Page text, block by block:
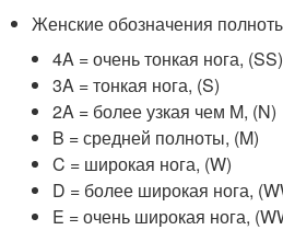
Женские обозначения
4A = очень тонкая нога, (SS)
3A = тонкая нога, (S)
2A = более узкая чем M, (N)
B = средней полноты, (M)
C = широкая нога, (W)
D = более широкая нога,
E = очень широкая нога,